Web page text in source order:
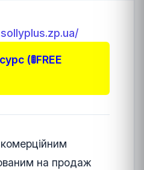
(🚦FREE
на продаж